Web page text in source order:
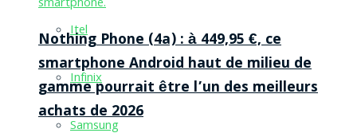
Itel
Infinix
Samsung
Nothing Phone (4a) : à 449,95 €, ce
smartphone Android haut de milieu de
gamme pourrait être l’un des meilleurs
achats de 2026